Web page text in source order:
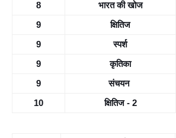
8 भारत की खोज
9 क्षितिज
9 स्पर्श
9 कृतिका
9 संचयन
10 क्षितिज - 2